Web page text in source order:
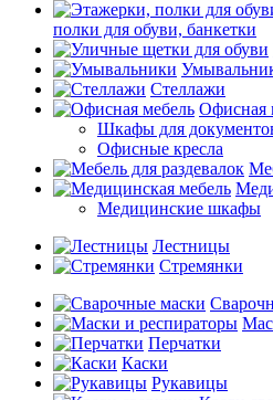
полки для обуви, банкетки
Стеллажи
Офисная
Шкафы для
Офисные кресла
Медицинские шкафы
Лестницы
Стремянки
Перчатки
Каски
Рукавицы